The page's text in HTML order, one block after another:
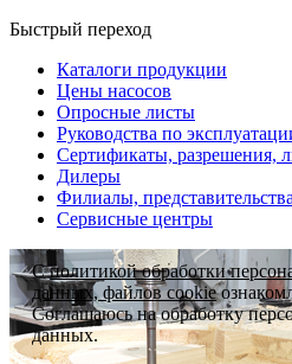
Быстрый переход
Каталоги продукции
Цены насосов
Опросные листы
Руководства по
Сертификаты, разрешения,
Дилеры
Филиалы, представительства
Сервисные центры
Сполитикой обработки
данных, файлов cookie
Соглашаюсь на обработку
данных.